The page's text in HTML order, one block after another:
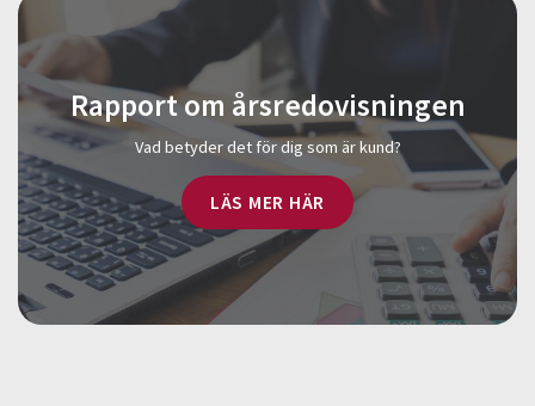
Rapport om årsredovisningen
Vad betyder det för dig som är kund?
LÄS MER HÄR